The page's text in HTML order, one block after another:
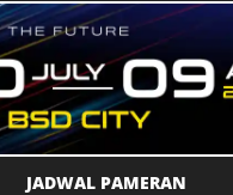
JADWAL PAMERAN